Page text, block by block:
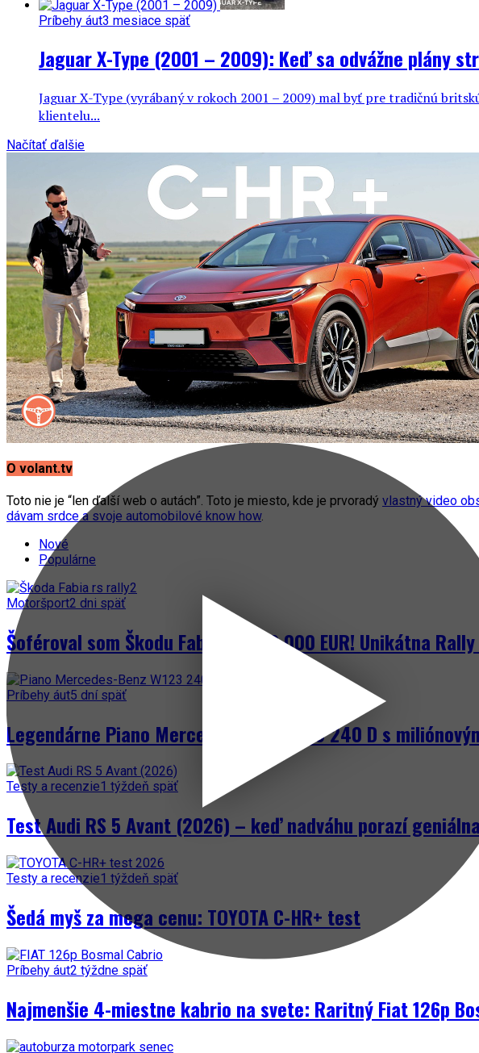
Príbehy áut3 mesiace späť
Jaguar X-Type (2001 – 2009): Keď sa odvážne plány
Jaguar X-Type (vyrábaný v rokoch 2001 – 2009) mal byť pre tradičnú
klientelu...
Načítať ďalšie
O volant.tv
Toto nie je “len ďalší web o autách”. Toto je miesto, kde je prvoradý vlastný video
dávam srdce a svoje automobilové know how.
Nové
Populárne
Motoršport2 dni späť
Šoféroval som Škodu Fabia za 300 000 EUR! Unikátna
Príbehy áut5 dní späť
Legendárne Piano Mercedes-Benz W123 240 D s
Testy a recenzie1 týždeň späť
Test Audi RS 5 Avant (2026) – keď nadváhu porazí
Testy a recenzie1 týždeň späť
Šedá myš za mega cenu: TOYOTA C-HR+ test
Príbehy áut2 týždne späť
Najmenšie 4-miestne kabrio na svete: Raritný Fiat 126p